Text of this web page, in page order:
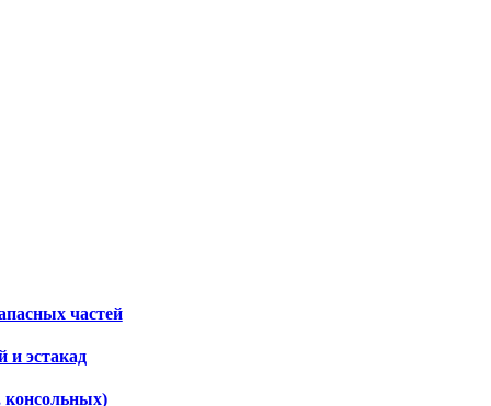
частей
и эстакад
консольных)